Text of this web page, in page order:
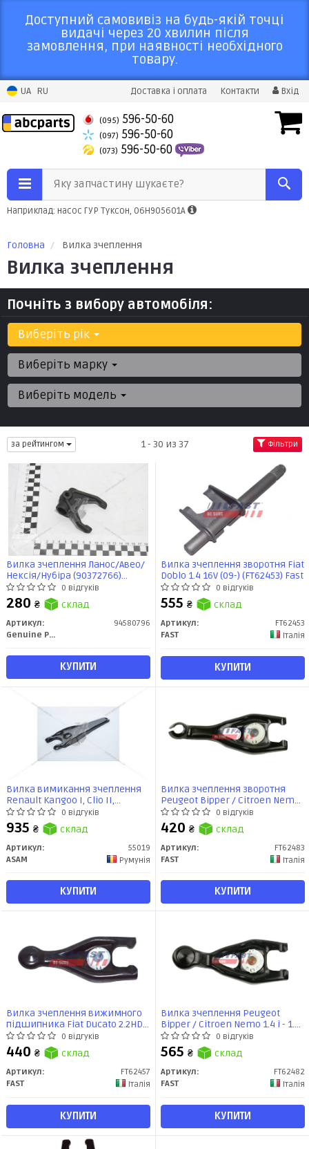
Доступний самовивіз на будь-якій точці
видачі через 20 хвилин після
замовлення, при наявності необхідного
товару.
UA RU Доставка і оплата Контакти Вхід
(095) 596-50-60
(097) 596-50-60
(073) 596-50-60
Яку запчастину шукаєте?
Наприклад: насос ГУР Туксон, 06H905601A
Головна Вилка зчеплення
Вилка зчеплення
Почніть з вибору автомобіля:
Виберіть рік
Виберіть марку
Виберіть модель
за рейтингом 1 - 30 из 37 Фільтри
Вилка зчеплення Ланос/Авео/
Нексія/Нубіра (90372766)
Genuine
0 відгуків
280 ₴ склад
Артикул:
94580796
Genuine Parts
КУПИТИ
Вилка зчеплення зворотня Fiat
Doblo 1.4 16V (09-) (FT62453) Fast
0 відгуків
555 ₴ склад
Артикул:
FT62453
FAST
Італія
КУПИТИ
Вилка вимикання зчеплення
Renault Kangoo I, Clio II,
Megane, Scenic (55019) ASAM
0 відгуків
935 ₴ склад
Артикул:
55019
ASAM
Румунія
КУПИТИ
Вилка зчеплення зворотня
Peugeot Bipper / Citroen Nemo
1.4 i - 1.4 HDI (08-) (FT62483) Fast
0 відгуків
420 ₴ склад
Артикул:
FT62483
FAST
Італія
КУПИТИ
Вилка зчеплення вижимного
підшипника Fiat Ducato 2.2HDI/
Citroen Jumper, С4 / Peugeot
Boxer, 307 (06-) (FT62457) Fast
0 відгуків
440 ₴ склад
Артикул:
FT62457
FAST
Італія
КУПИТИ
Вилка зчеплення Peugeot
Bipper / Citroen Nemo 1.4 i - 1.4
HDI (08-) (FT62482) Fast
0 відгуків
565 ₴ склад
Артикул:
FT62482
FAST
Італія
КУПИТИ